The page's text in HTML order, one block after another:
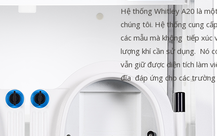
Hệ thống Whitley A20 là
chúng tôi. Hệ thống cung
các mẫu mà không tiếp
lượng khí cần sử dụng. Nó
vẫn giữ được diện tích làm
đĩa đáp ứng cho các trường